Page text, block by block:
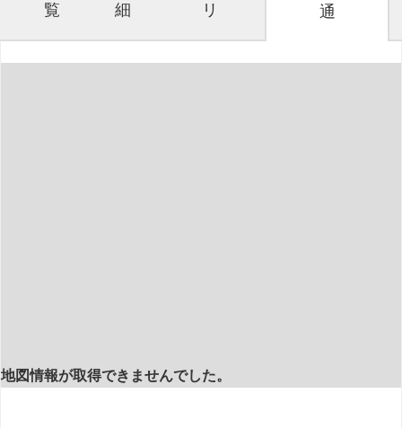
覧
細
リ
通
地図情報が取得できませんでした。